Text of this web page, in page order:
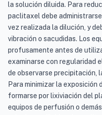
la solución diluida. Para
paclitaxel debe
vez realizada la dilución, y
vibración o sacudidas. Los
profusamente antes de
examinarse con regularidad
de observarse precipitación,
Para minimizar la exposición
formarse por lixiviación del
equipos de perfusión o